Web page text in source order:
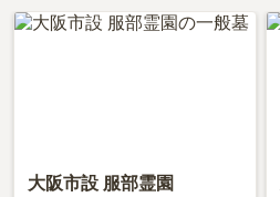
大阪市設 服部霊園